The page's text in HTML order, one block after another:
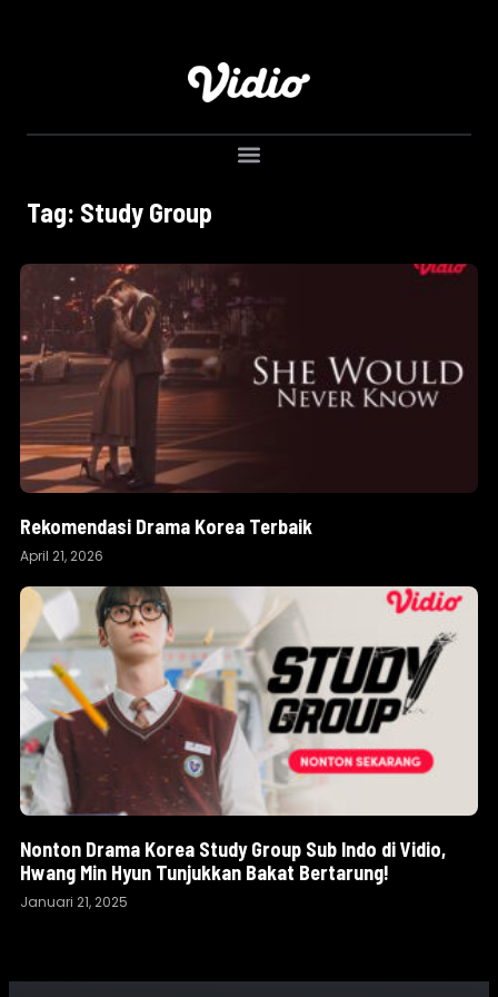
Tag: Study Group
Rekomendasi Drama Korea Terbaik
April 21, 2026
Nonton Drama Korea Study Group Sub Indo di Vidio,
Hwang Min Hyun Tunjukkan Bakat Bertarung!
Januari 21, 2025